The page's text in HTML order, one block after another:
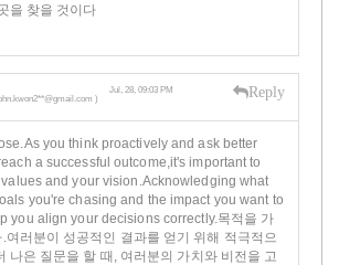
을 찾을 것이다
)
Jul, 28, 09:03 PM Reply
you think proactively and ask better
a successful outcome,it's important to
and your vision.Acknowledging what
you're chasing and the impact you want to
you align your decisions correctly.목적을 가
여러분이 성공적인 결과를 얻기 위해 적극적으
나은 질문을 할 때, 여러분의 가치와 비전을 고